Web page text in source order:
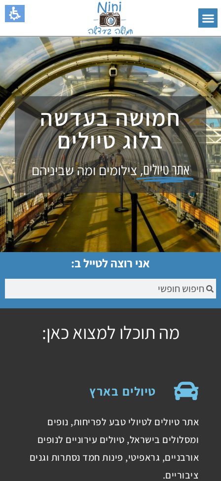
חמושה בעדשה
בלוג טיולים
אתר טיולים, צילומים ומה שביניהם
אני רוצה לטייל ב:
מה תוכלו למצוא כאן:
טיולים בארץ
אתר טיולים לטיולי טבע לפריחות, נופים
ומסלולים בישראל, טיולים עירוניים לנופים
אורבניים, גראפיטי, פינות חמד נסתרות וגנים
ציבוריים.